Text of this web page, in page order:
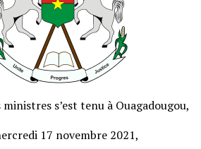
ministres s’est tenu à Ouagadougou,
17 novembre 2021,